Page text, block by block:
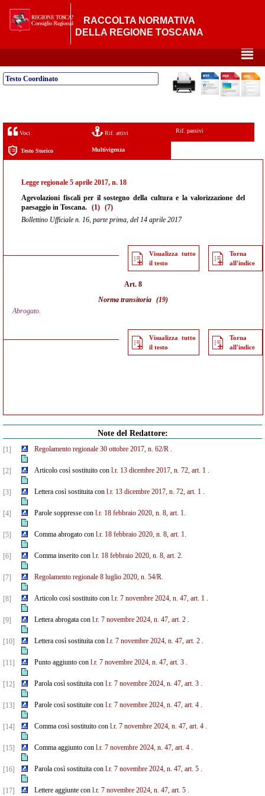
RACCOLTA NORMATIVA
DELLA REGIONE TOSCANA
²
Testo Coordinato
Voci Rif. attivi Rif. passivi
Testo Storico Multivigenza
Legge regionale 5 aprile 2017, n. 18
Agevolazioni fiscali per il sostegno della cultura e la valorizzazione del
paesaggio in Toscana. (1) (7)
Bollettino Ufficiale n. 16, parte prima, del 14 aprile 2017
Visualizza tutto
il testo
Torna
all'indice
Art. 8
Norma transitoria (19)
Abrogato.
Visualizza tutto
il testo
Torna
all'indice
Note del Redattore:
[1] Regolamento regionale 30 ottobre 2017, n. 62/R.
[2] Articolo così sostituito con l.r. 13 dicembre 2017, n. 72, art. 1.
[3] Lettera così sostituita con l.r. 13 dicembre 2017, n. 72, art. 1.
[4] Parole soppresse con l.r. 18 febbraio 2020, n. 8, art. 1.
[5] Comma abrogato con l.r. 18 febbraio 2020, n. 8, art. 1.
[6] Comma inserito con l.r. 18 febbraio 2020, n. 8, art. 2.
[7] Regolamento regionale 8 luglio 2020, n. 54/R.
[8] Articolo così sostituito con l.r. 7 novembre 2024, n. 47, art. 1.
[9] Lettera abrogata con l.r. 7 novembre 2024, n. 47, art. 2.
[10] Lettera così sostituita con l.r. 7 novembre 2024, n. 47, art. 2.
[11] Punto aggiunto con l.r. 7 novembre 2024, n. 47, art. 3.
[12] Parola così sostituita con l.r. 7 novembre 2024, n. 47, art. 3.
[13] Parole così sostituite con l.r. 7 novembre 2024, n. 47, art. 4.
[14] Comma così sostituito con l.r. 7 novembre 2024, n. 47, art. 4.
[15] Comma aggiunto con l.r. 7 novembre 2024, n. 47, art. 4.
[16] Parola così sostituita con l.r. 7 novembre 2024, n. 47, art. 5.
[17] Lettere aggiunte con l.r. 7 novembre 2024, n. 47, art. 5.